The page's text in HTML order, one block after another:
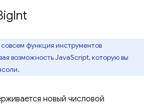
Int
функция инструментов
возможность JavaScript, которую вы
новый числовой